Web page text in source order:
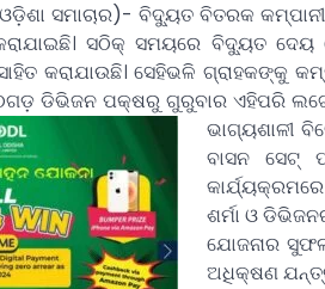
ସମାଚାର)- ବିଦ୍ୟୁତ ବିତରକ
ସଠିକ୍ ସମୟରେ ବିଦ୍ୟୁତ
କରାଯାଉଛି। ସେହିଭଳି ଗ୍ରାହକଙ୍କୁ
ଡିଭିଜନ ପକ୍ଷରୁ ଗୁରୁବାର ଏହିପରି
ଭାଗ୍ୟଶାଳୀ
ବାସନ ସେଟ୍
ଶର୍ମା ଓ
ଯୋଜନାର
ଅଧିକ୍ଷଣ